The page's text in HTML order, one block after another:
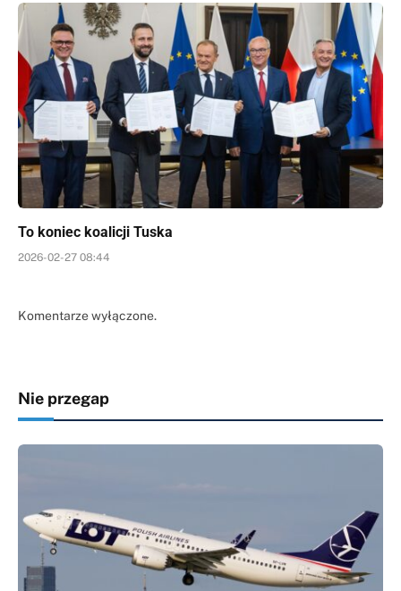
To koniec koalicji Tuska
2026-02-27 08:44
Komentarze wyłączone.
Nie przegap